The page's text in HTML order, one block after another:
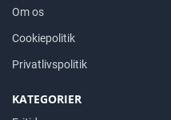
Om os
Cookiepolitik
Privatlivspolitik
KATEGORIER